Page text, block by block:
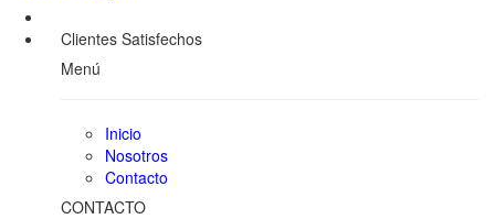
Clientes Satisfechos
Menú
Inicio
Nosotros
Contacto
CONTACTO